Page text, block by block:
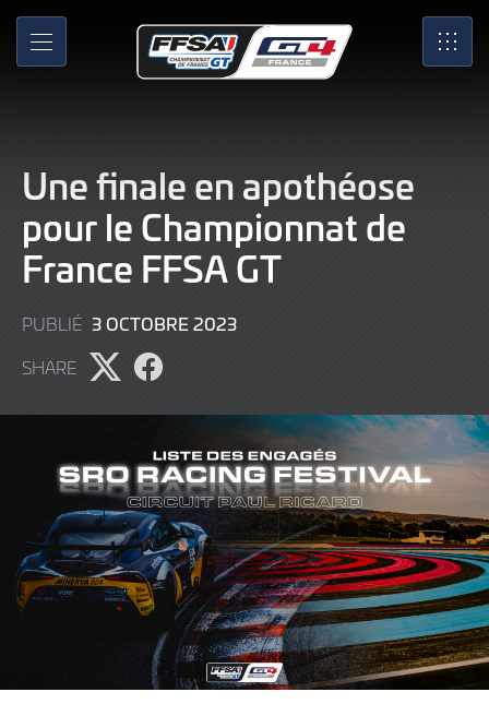
Skip
Main
MENU SRO
Une finale en apothéose
pour le Championnat de
France FFSA GT
PUBLIÉ 3 OCTOBRE 20233
SHARE
Partager
sur
Partager
sur